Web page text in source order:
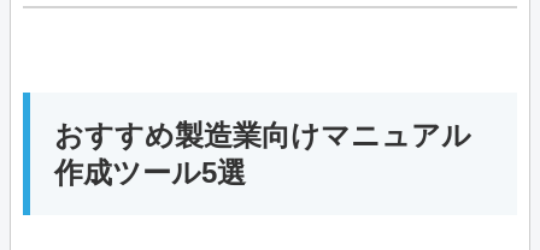
おすすめ製造業向けマニュアル
作成ツール5選